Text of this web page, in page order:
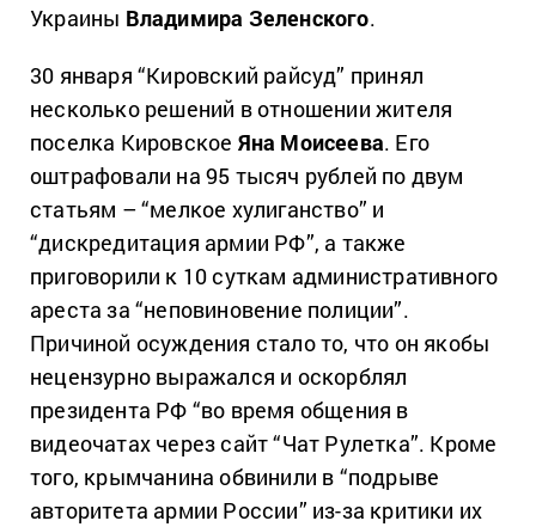
Украины Владимира Зеленского.
30 января “Кировский райсуд” принял
несколько решений в отношении жителя
поселка Кировское Яна Моисеева. Его
оштрафовали на 95 тысяч рублей по двум
статьям – “мелкое хулиганство” и
“дискредитация армии РФ”, а также
приговорили к 10 суткам административного
ареста за “неповиновение полиции”.
Причиной осуждения стало то, что он якобы
нецензурно выражался и оскорблял
президента РФ “во время общения в
видеочатах через сайт “Чат Рулетка”. Кроме
того, крымчанина обвинили в “подрыве
авторитета армии России” из-за критики их